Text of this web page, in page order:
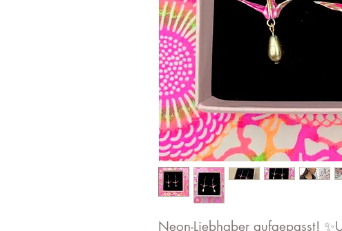
Neon-Liebhaber aufgepasst!